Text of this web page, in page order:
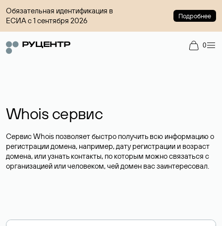
Обязательная идентификация в
ЕСИА с 1 сентября 2026
Подробнее
0
Whois сервис
Сервис Whois позволяет быстро получить всю информацию о
регистрации домена, например, дату регистрации и возраст
домена, или узнать контакты, по которым можно связаться с
организацией или человеком, чей домен вас заинтересовал.